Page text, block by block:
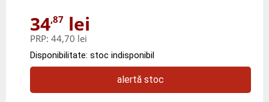
34,87 lei
PRP: 44,70 lei
Disponibilitate: stoc indisponibil
alertă stoc